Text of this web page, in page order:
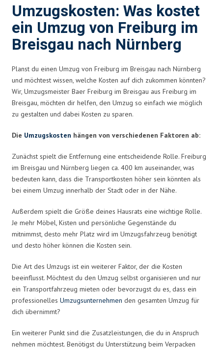
Umzugskosten: Was kostet
ein Umzug von Freiburg im
Breisgau nach Nürnberg
Planst du einen Umzug von Freiburg im Breisgau nach Nürnberg
und möchtest wissen, welche Kosten auf dich zukommen könnten?
Wir, Umzugsmeister Baer Freiburg im Breisgau aus Freiburg im
Breisgau, möchten dir helfen, den Umzug so einfach wie möglich
zu gestalten und dabei Kosten zu sparen.
Die Umzugskosten hängen von verschiedenen Faktoren ab:
Zunächst spielt die Entfernung eine entscheidende Rolle. Freiburg
im Breisgau und Nürnberg liegen ca. 400 km auseinander, was
bedeuten kann, dass die Transportkosten höher sein könnten als
bei einem Umzug innerhalb der Stadt oder in der Nähe.
Außerdem spielt die Größe deines Hausrats eine wichtige Rolle.
Je mehr Möbel, Kisten und persönliche Gegenstände du
mitnimmst, desto mehr Platz wird im Umzugsfahrzeug benötigt
und desto höher können die Kosten sein.
Die Art des Umzugs ist ein weiterer Faktor, der die Kosten
beeinflusst. Möchtest du den Umzug selbst organisieren und nur
ein Transportfahrzeug mieten oder bevorzugst du es, dass ein
professionelles Umzugsunternehmen den gesamten Umzug für
dich übernimmt?
Ein weiterer Punkt sind die Zusatzleistungen, die du in Anspruch
nehmen möchtest. Benötigst du Unterstützung beim Verpacken